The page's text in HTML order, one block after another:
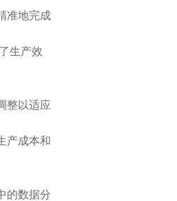
准地完成
生产效
整以适应
产成本和
的数据分